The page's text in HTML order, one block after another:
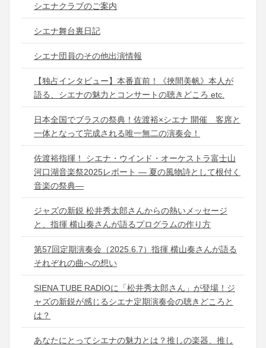
シエナクラブのご案内
シエナ舞台裏日記
シエナ団員のその他出演情報
【独占インタビュー】本番直前！《挾間美帆》本人が
語る、シエナの魅力とコンサートの聴きどころ etc.
日本全国でブラスの祭典！佐渡裕×シエナ 開催 客席と
一体となって完成される唯一無二の演奏会！
佐渡裕指揮！ シエナ・ウインド・オーケストラ富士山
河口湖音楽祭2025レポート ― 夏の風物詩として根付く
音楽の祭典―
ジャズの新鋭 松井秀太郎さんからの熱いメッセージ
と、指揮 横山奏さんが語るプログラムの作り方
第57回定期演奏会（2025.6.7）指揮 横山奏さんが語る
それぞれの曲への想い
SIENA TUBE RADIOに「松井秀太郎さん」が登場！ジ
ャズの新鋭が感じるシエナ定期演奏会の聴きどころと
は？
あなたにとってシエナの魅力とは？推しの楽器、推し